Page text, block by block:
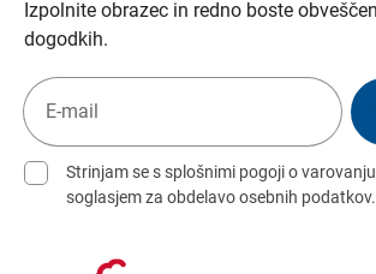
Izpolnite obrazec in redno boste
dogodkih.
Strinjam se s splošnimi pogoji o
soglasjem za obdelavo osebnih podatkov.